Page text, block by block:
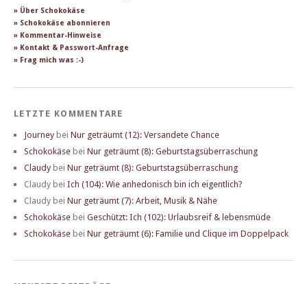
» Über Schokokäse
» Schokokäse abonnieren
» Kommentar-Hinweise
» Kontakt & Passwort-Anfrage
» Frag mich was :-)
LETZTE KOMMENTARE
Journey bei Nur geträumt (12): Versandete Chance
Schokokäse bei Nur geträumt (8): Geburtstagsüberraschung
Claudy bei Nur geträumt (8): Geburtstagsüberraschung
Claudy bei Ich (104): Wie anhedonisch bin ich eigentlich?
Claudy bei Nur geträumt (7): Arbeit, Musik & Nähe
Schokokäse bei Geschützt: Ich (102): Urlaubsreif & lebensmüde
Schokokäse bei Nur geträumt (6): Familie und Clique im Doppelpack